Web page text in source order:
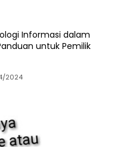
Informasi dalam
untuk Pemilik
2024